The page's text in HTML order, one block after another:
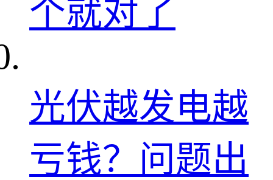
个就对了
光伏越发电越
亏钱？问题出